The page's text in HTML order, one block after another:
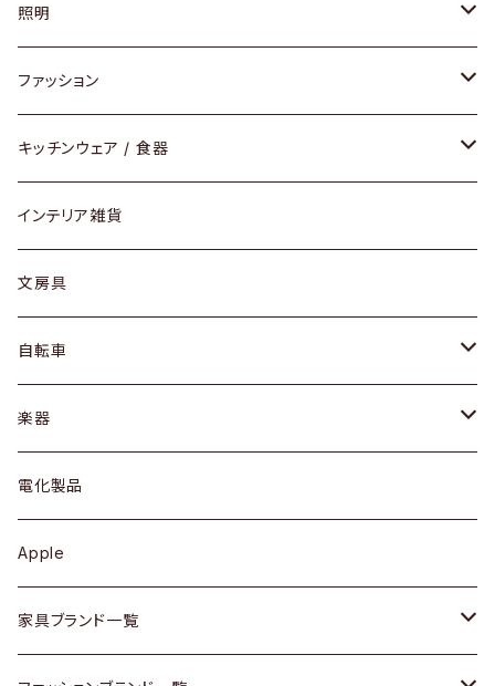
ソファ / ベンチ
チェア / スツール
ダイニングセット / ダイニングテーブル
ローテーブル / サイドテーブル
デスク / コンソール
ドレッサー
シェルフ
キュリオケース / 飾り棚
カップボード / 食器棚
チェスト
照明
ペンダントライト
テーブルランプ / デスクスタンド
フロアライト
ファッション
アクセサリー
リング
ピアス / イヤリング
財布
バッグ
アウター
トップス
ワンピース
ボトムス
靴
キッチンウェア / 食器
グラス / タンブラー
カップ / マグ
プレート / ボウル
カトラリー
ケトル / ティーポット
鍋 / フライパン
Vintage / ヴィンテージ
インテリア雑貨
文房具
自転車
dahon
楽器
ギター
ベース
その他楽器
電化製品
Apple
家具ブランド一覧